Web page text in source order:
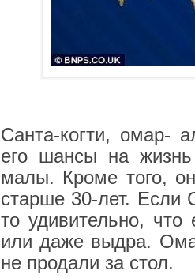
Санта-когти, омар-
его шансы на
малы. Кроме того,
старше 30-лет. Если
то удивительно, что
или даже выдра.
не продали за стол.